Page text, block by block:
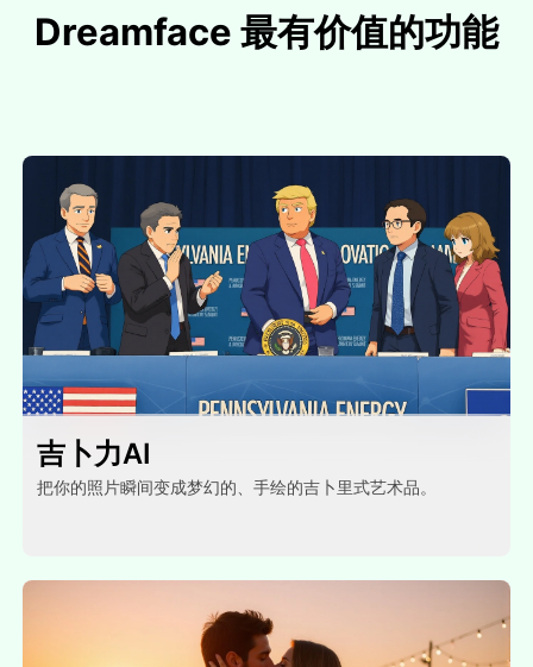
Dreamface 最有价值的功能
吉卜力AI
把你的照片瞬间变成梦幻的、手绘的吉卜里式艺术品。